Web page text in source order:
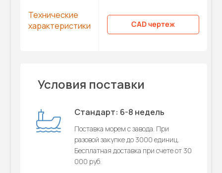
Технические
характеристики
CAD чертеж
Условия поставки
Стандарт: 6-8 недель
Поставка морем с завода. При
разовой закупке до 3000 единиц.
Бесплатная доставка при счете от 30
000 руб.